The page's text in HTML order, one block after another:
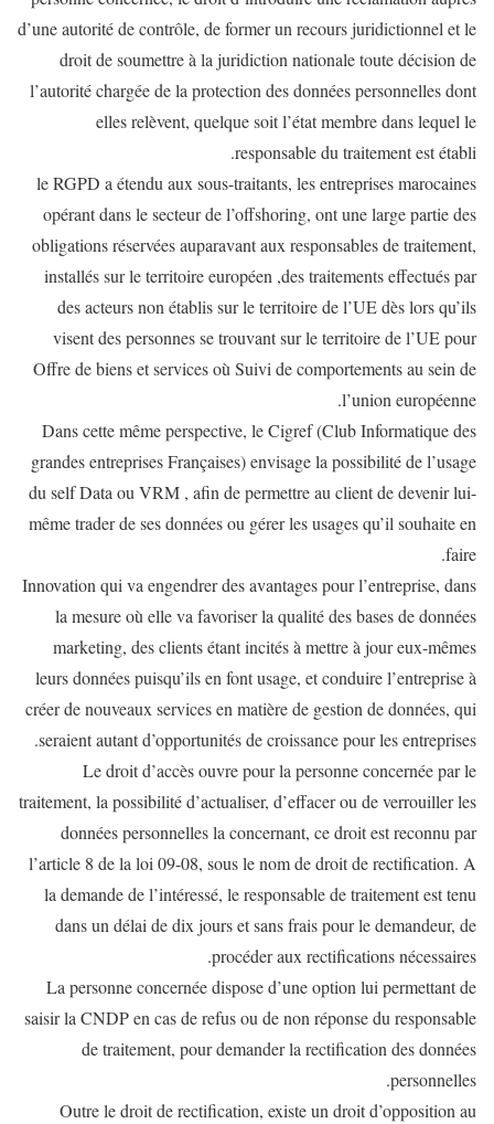
d’une autorité de contrôle, de former un recours juridictionnel et le
droit de soumettre à la juridiction nationale toute décision de
l’autorité chargée de la protection des données personnelles dont
elles relèvent, quelque soit l’état membre dans lequel le
responsable du traitement est établi.
le RGPD a étendu aux sous-traitants, les entreprises marocaines
opérant dans le secteur de l’offshoring, ont une large partie des
obligations réservées auparavant aux responsables de traitement,
installés sur le territoire européen ,des traitements effectués par
des acteurs non établis sur le territoire de l’UE dès lors qu’ils
visent des personnes se trouvant sur le territoire de l’UE pour
Offre de biens et services où Suivi de comportements au sein de
l’union européenne.
Dans cette même perspective, le Cigref (Club Informatique des
grandes entreprises Françaises) envisage la possibilité de l’usage
du self Data ou VRM , afin de permettre au client de devenir lui-
même trader de ses données ou gérer les usages qu’il souhaite en
faire.
Innovation qui va engendrer des avantages pour l’entreprise, dans
la mesure où elle va favoriser la qualité des bases de données
marketing, des clients étant incités à mettre à jour eux-mêmes
leurs données puisqu’ils en font usage, et conduire l’entreprise à
créer de nouveaux services en matière de gestion de données, qui
seraient autant d’opportunités de croissance pour les entreprises.
Le droit d’accès ouvre pour la personne concernée par le
traitement, la possibilité d’actualiser, d’effacer ou de verrouiller les
données personnelles la concernant, ce droit est reconnu par
l’article 8 de la loi 09-08, sous le nom de droit de rectification. A
la demande de l’intéressé, le responsable de traitement est tenu
dans un délai de dix jours et sans frais pour le demandeur, de
procéder aux rectifications nécessaires.
La personne concernée dispose d’une option lui permettant de
saisir la CNDP en cas de refus ou de non réponse du responsable
de traitement, pour demander la rectification des données
personnelles.
Outre le droit de rectification, existe un droit d’opposition au